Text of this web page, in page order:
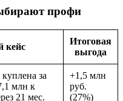
профи
кейс
Итоговая
выгода
за
млн к
21 мес.
+1,5 млн
руб.
(27%)